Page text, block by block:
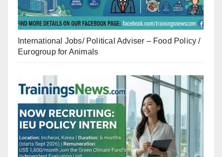
International Jobs/ Political Adviser – Food Policy /
Eurogroup for Animals